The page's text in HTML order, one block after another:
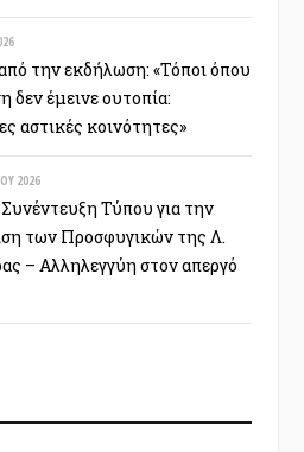
την εκδήλωση: «Τόποι όπου
δεν έμεινε ουτοπία:
αστικές κοινότητες»
2026
Τύπου για την
των Προσφυγικών της Λ.
– Αλληλεγγύη στον απεργό